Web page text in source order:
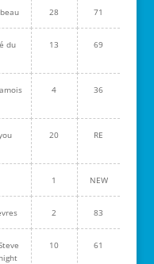
28 71
du
13 69
4 36
20 RE
1 NEW
2 83
10 61